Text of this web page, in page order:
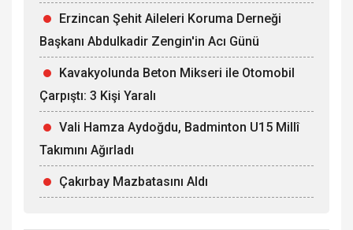
Erzincan Şehit Aileleri Koruma Derneği
Başkanı Abdulkadir Zengin'in Acı Günü
Kavakyolunda Beton Mikseri ile Otomobil
Çarpıştı: 3 Kişi Yaralı
Vali Hamza Aydoğdu, Badminton U15 Millî
Takımını Ağırladı
Çakırbay Mazbatasını Aldı